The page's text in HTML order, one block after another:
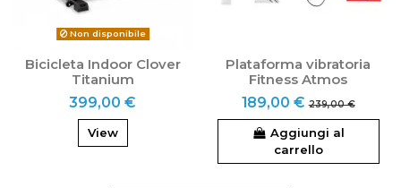
Non disponibile
Bicicleta Indoor Clover
Titanium
399,00 €
View
Plataforma vibratoria
Fitness Atmos
189,00 € 239,00 €
Aggiungi al
carrello